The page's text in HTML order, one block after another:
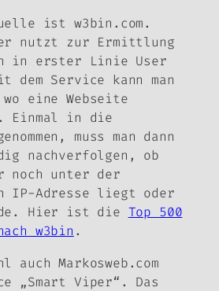
ist w3bin.com.
nutzt zur Ermittlung
in erster Linie User
dem Service kann man
eine Webseite
Einmal in die
muss man dann
nachverfolgen, ob
noch unter der
IP-Adresse liegt oder
Hier ist die Top 500
w3bin .
auch Markosweb.com
„Smart Viper“. Das